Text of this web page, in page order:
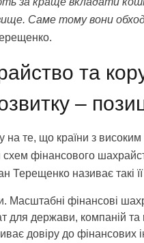
Саме тому вони
та
–
на те, що країни з
фінансового
Терещенко називає такі її
Масштабні фінансові
для держави, компаній та
довіру до фінансових